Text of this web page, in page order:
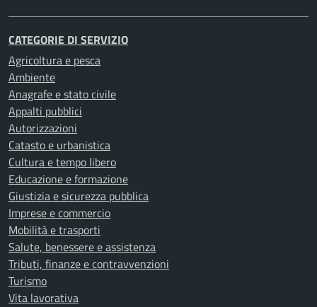
CATEGORIE DI SERVIZIO
Agricoltura e pesca
Ambiente
Anagrafe e stato civile
Appalti pubblici
Autorizzazioni
Catasto e urbanistica
Cultura e tempo libero
Educazione e formazione
Giustizia e sicurezza pubblica
Imprese e commercio
Mobilità e trasporti
Salute, benessere e assistenza
Tributi, finanze e contravvenzioni
Turismo
Vita lavorativa